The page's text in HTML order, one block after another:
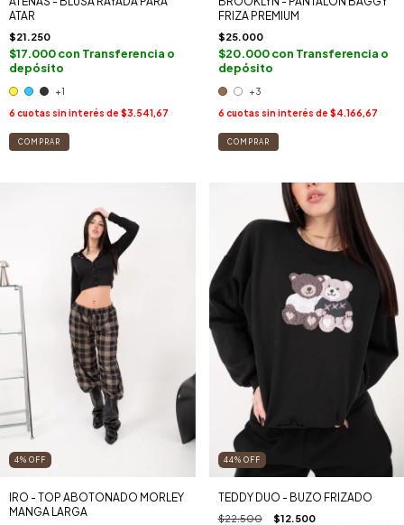
ATAR
$21.250
$17.000con Transferencia o
depósito
+1
6 cuotas sin interés de $3.541,67
COMPRAR
FRIZA PREMIUM
$25.000
$20.000con Transferencia o
depósito
+3
6 cuotas sin interés de $4.166,67
COMPRAR
4% OFF
IRO - TOP ABOTONADO MORLEY
MANGA LARGA
44% OFF
TEDDY DUO - BUZO FRIZADO
$22.500 $12.500